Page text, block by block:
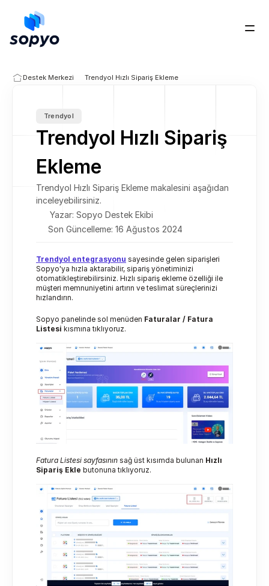
Destek Merkezi Trendyol Hızlı Sipariş Ekleme
Trendyol
Trendyol Hızlı Sipariş
Ekleme
Trendyol Hızlı Sipariş Ekleme makalesini aşağıdan
inceleyebilirsiniz.
Yazar: Sopyo Destek Ekibi
Son Güncelleme: 16 Ağustos 2024
Trendyol entegrasyonu sayesinde gelen siparişleri
Sopyo'ya hızla aktarabilir, sipariş yönetiminizi
otomatikleştirebilirsiniz. Hızlı sipariş ekleme özelliği ile
müşteri memnuniyetini artırın ve teslimat süreçlerinizi
hızlandırın.
Sopyo panelinde sol menüden Faturalar / Fatura
Listesi kısmına tıklıyoruz.
Fatura Listesi sayfasının sağ üst kısımda bulunan Hızlı
Sipariş Ekle butonuna tıklıyoruz.